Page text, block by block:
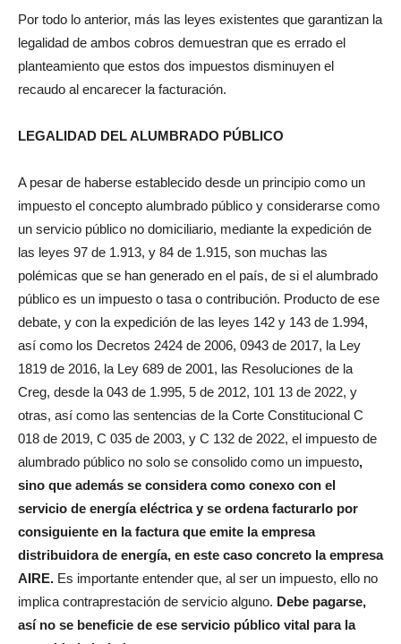
Por todo lo anterior, más las leyes existentes que garantizan la
legalidad de ambos cobros demuestran que es errado el
planteamiento que estos dos impuestos disminuyen el
recaudo al encarecer la facturación.
LEGALIDAD DEL ALUMBRADO PÚBLICO
A pesar de haberse establecido desde un principio como un
impuesto el concepto alumbrado público y considerarse como
un servicio público no domiciliario, mediante la expedición de
las leyes 97 de 1.913, y 84 de 1.915, son muchas las
polémicas que se han generado en el país, de si el alumbrado
público es un impuesto o tasa o contribución. Producto de ese
debate, y con la expedición de las leyes 142 y 143 de 1.994,
así como los Decretos 2424 de 2006, 0943 de 2017, la Ley
1819 de 2016, la Ley 689 de 2001, las Resoluciones de la
Creg, desde la 043 de 1.995, 5 de 2012, 101 13 de 2022, y
otras, así como las sentencias de la Corte Constitucional C
018 de 2019, C 035 de 2003, y C 132 de 2022, el impuesto de
alumbrado público no solo se consolido como un impuesto,
sino que además se considera como conexo con el
servicio de energía eléctrica y se ordena facturarlo por
consiguiente en la factura que emite la empresa
distribuidora de energía, en este caso concreto la empresa
AIRE. Es importante entender que, al ser un impuesto, ello no
implica contraprestación de servicio alguno. Debe pagarse,
así no se beneficie de ese servicio público vital para la